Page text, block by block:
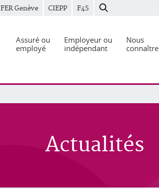
FER Genève CIEPP F4S
Assuré ou
employé
Employeur ou
indépendant
Nous
connaître
Actualités